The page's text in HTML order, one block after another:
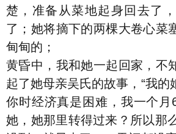
楚，准备从菜地起身回去了
了；她将摘下的两棵大卷心菜
甸甸的；
黄昏中，我和她一起回家，不
起了她母亲吴氏的故事，“我的
你时经济真是困难，我一个月
她，她那里转得过来？所以那